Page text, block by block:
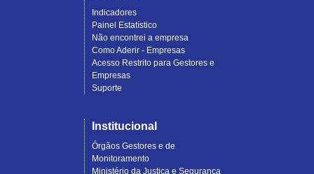
Indicadores
Painel Estatístico
Não encontrei a empresa
Como Aderir - Empresas
Acesso Restrito para Gestores e
Empresas
Suporte
Institucional
Órgãos Gestores e de
Monitoramento
Ministério da Justiça e Segurança